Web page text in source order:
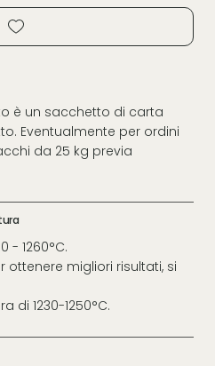
è un sacchetto di carta
Eventualmente per ordini
da 25 kg previa
- 1260°C.
ottenere migliori risultati, si
di 1230-1250°C.